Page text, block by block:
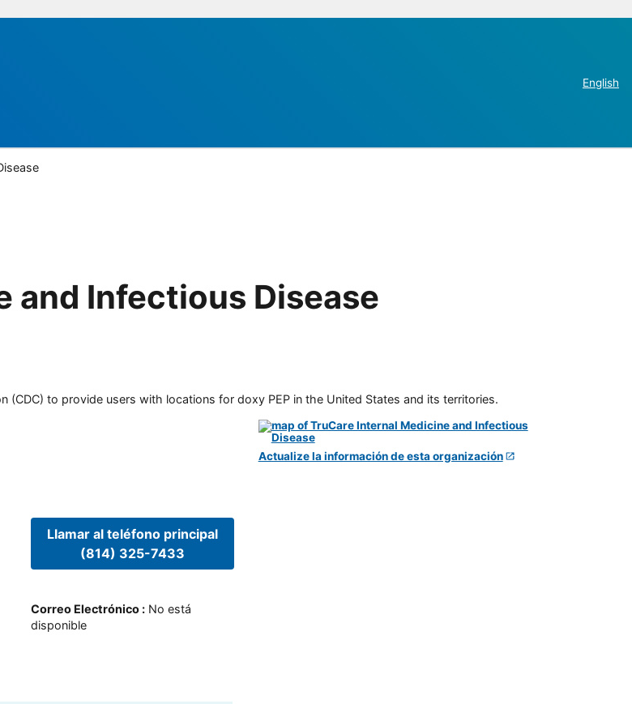
English
and Infectious Disease
(CDC) to provide users with locations for doxy PEP in the United States and its territories.
Llamar al teléfono principal
(814) 325-7433
Correo Electrónico: No está
disponible
Actualize la información de esta organización